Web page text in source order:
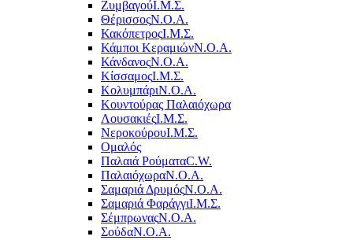
ΖυμβαγούΙ.Μ.Σ.
ΘέρισσοςΝ.Ο.Α.
ΚακόπετροςΙ.Μ.Σ.
Κάμποι ΚεραμιώνΝ.Ο.Α.
ΚάνδανοςΝ.Ο.Α.
ΚίσσαμοςΙ.Μ.Σ.
ΚολυμπάριΝ.Ο.Α.
Κουντούρας Παλαιόχωρα
ΛουσακιέςΙ.Μ.Σ.
ΝεροκούρουΙ.Μ.Σ.
Ομαλός
Παλαιά ΡούματαC.W.
ΠαλαιόχωραΝ.Ο.Α.
Σαμαριά ΔρυμόςΝ.Ο.Α.
Σαμαριά ΦαράγγιΙ.Μ.Σ.
ΣέμπρωναςΝ.Ο.Α.
ΣούδαΝ.Ο.Α.